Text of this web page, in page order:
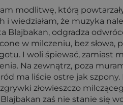
modlitwę, którą
i wiedziałam, że muzyka
Blajbakan, odgradza
w milczeniu, bez
I woli śpiewać, zamiast
Na zewnątrz, poza
ma liście ostre jak
złowieszczo
zaś nie stanie się